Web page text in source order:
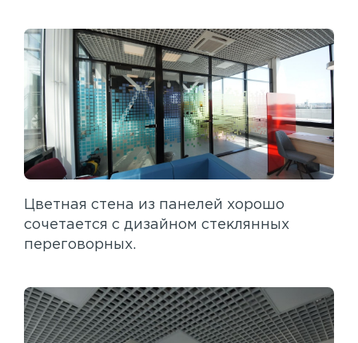
Цветная стена из панелей хорошо
сочетается с дизайном стеклянных
переговорных.